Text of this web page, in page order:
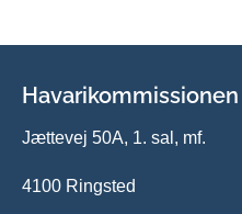
Havarikommissionen
Jættevej 50A, 1. sal, mf.
4100 Ringsted